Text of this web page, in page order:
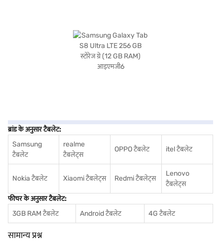
ब्रांड के अनुसार टैबलेट:
Samsung
टैबलेट
realme
टैबलेट्स
OPPO टैबलेट itel टैबलेट
Nokia टैबलेट Xiaomi टैबलेट्स Redmi टैबलेट्स
Lenovo
टैबलेट्स
फीचर के अनुसार टैबलेट:
3GB RAM टैबलेट
Android टैबलेट 4G टैबलेट
सामान्य प्रश्न